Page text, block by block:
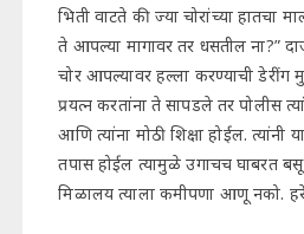
भिती वाटते की ज्या चोरांच्या हातचा
ते आपल्या मागावर तर धसतील ना?”
चोर आपल्यावर हल्ला करण्याची डेरींग
प्रयत्न करतांना ते सापडले तर पोलीस
आणि त्यांना मोठी शिक्षा होईल. त्यांनी
तपास होईल त्यामुळे उगाचच घाबरत
मिळालय त्याला कमीपणा आणू नको.